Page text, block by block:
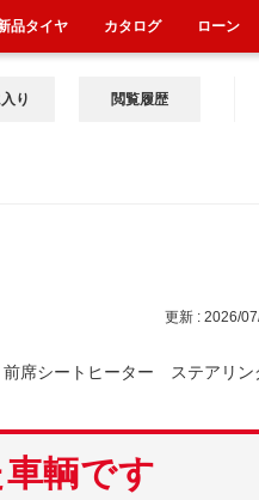
り 閲覧履歴
更新 : 2026/
席シートヒーター ステアリン
輌です
品タイヤ カタログ ローン